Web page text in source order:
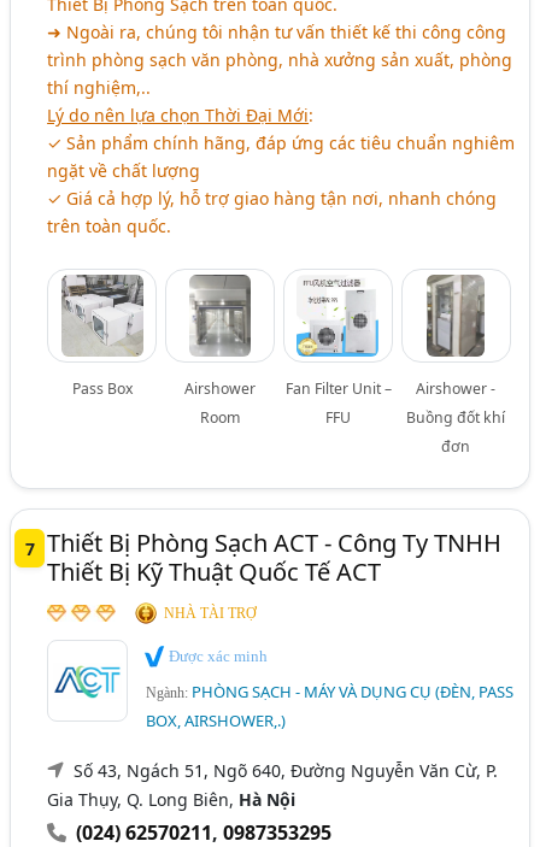
➜ Ngoài ra, chúng tôi nhận tư vấn thiết kế thi công công
trình phòng sạch văn phòng, nhà xưởng sản xuất, phòng
thí nghiệm,..
Lý do nên lựa chọn Thời Đại Mới:
✓ Sản phẩm chính hãng, đáp ứng các tiêu chuẩn nghiêm
ngặt về chất lượng
✓ Giá cả hợp lý, hỗ trợ giao hàng tận nơi, nhanh chóng
trên toàn quốc.
Pass Box
Airshower
Room
Fan Filter Unit –
FFU
Airshower -
Buồng đốt khí
đơn
7 Thiết Bị Phòng Sạch ACT - Công Ty TNHH
Thiết Bị Kỹ Thuật Quốc Tế ACT
NHÀ TÀI TRỢ
Được xác minh
Ngành: PHÒNG SẠCH - MÁY VÀ DỤNG CỤ (ĐÈN, PASS
BOX, AIRSHOWER,.)
Số 43, Ngách 51, Ngõ 640, Đường Nguyễn Văn Cừ, P.
Gia Thụy, Q. Long Biên, Hà Nội
(024) 62570211,0987353295